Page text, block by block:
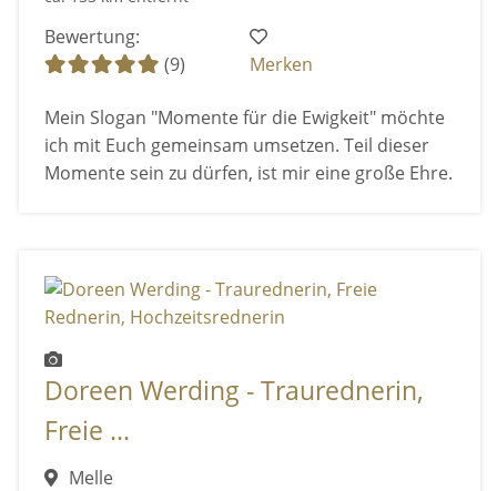
Bewertung:
(9)
Merken
Mein Slogan "Momente für die Ewigkeit" möchte
ich mit Euch gemeinsam umsetzen. Teil dieser
Momente sein zu dürfen, ist mir eine große Ehre.
Doreen Werding - Traurednerin,
Freie ...
Melle